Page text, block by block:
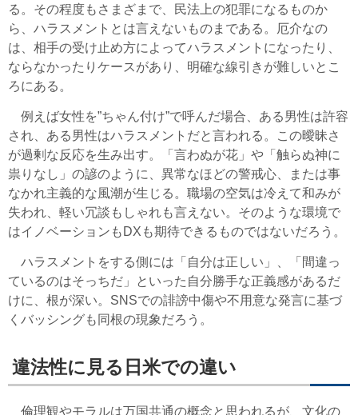
る。その程度もさまざまで、民法上の犯罪になるものか
ら、ハラスメントとは言えないものまである。厄介なの
は、相手の受け止め方によってハラスメントになったり、
ならなかったりケースがあり、明確な線引きが難しいとこ
ろにある。
例えば女性を”ちゃん付け”で呼んだ場合、ある男性は許容
され、ある男性はハラスメントだと言われる。この曖昧さ
が過剰な反応を生み出す。「言わぬが花」や「触らぬ神に
祟りなし」の諺のように、異常なほどの警戒心、または事
なかれ主義的な風潮が生じる。職場の空気は冷えて和みが
失われ、軽い冗談もしゃれも言えない。そのような環境で
はイノベーションもDXも期待できるものではないだろう。
ハラスメントをする側には「自分は正しい」、「間違っ
ているのはそっちだ」といった自分勝手な正義感があるだ
けに、根が深い。SNSでの誹謗中傷や不用意な発言に基づ
くバッシングも同根の現象だろう。
違法性に見る日米での違い
倫理観やモラルは万国共通の概念と思われるが、文化の